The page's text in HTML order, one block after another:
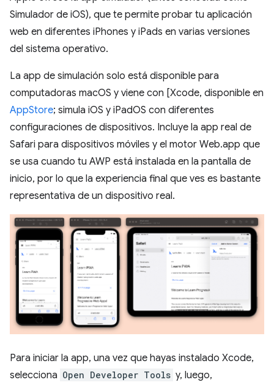
Simulador de iOS), que te permite probar tu aplicación
web en diferentes iPhones y iPads en varias versiones
del sistema operativo.
La app de simulación solo está disponible para
computadoras macOS y viene con [Xcode, disponible en
AppStore; simula iOS y iPadOS con diferentes
configuraciones de dispositivos. Incluye la app real de
Safari para dispositivos móviles y el motor Web.app que
se usa cuando tu AWP está instalada en la pantalla de
inicio, por lo que la experiencia final que ves es bastante
representativa de un dispositivo real.
Para iniciar la app, una vez que hayas instalado Xcode,
selecciona Open Developer Tools y, luego,